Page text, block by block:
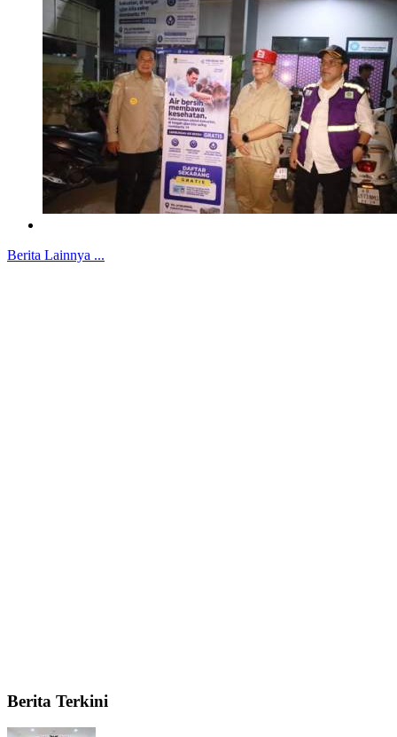
Berita Lainnya ...
Berita Terkini